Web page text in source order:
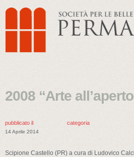
2008 “Arte
pubblicato il
14 Aprile 2014
categoria
Scipione Castello (PR) a cura di Ludovico